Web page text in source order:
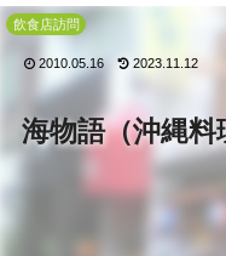
海物語（沖縄料
飲食店訪問
2010.05.16 2023.11.12